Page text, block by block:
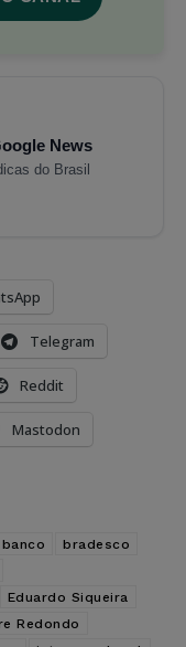
News
do Brasil
Telegram
Reddit
Mastodon
banco
bradesco
Eduardo Siqueira
Redondo